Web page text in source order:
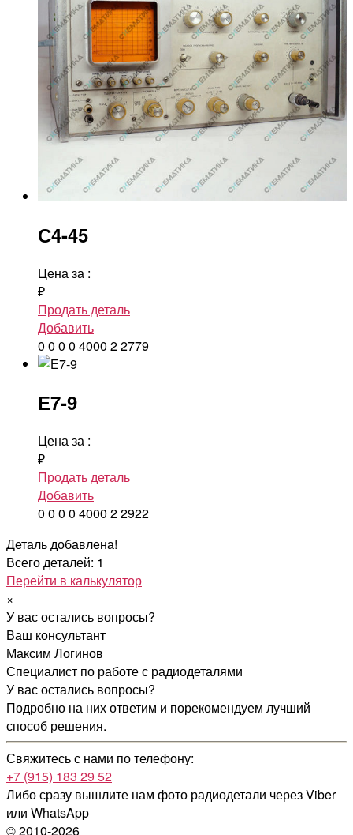
С4-45
Цена за :
₽
Продать деталь
Добавить
0 0 0 0 4000 22779
Е7-9
Цена за :
₽
Продать деталь
Добавить
0 0 0 0 4000 22922
Деталь добавлена!
Всего деталей: 1
Перейти в калькулятор
×
У вас остались вопросы?
Ваш консультант
Максим Логинов
Специалист по работе с радиодеталями
У вас остались вопросы?
Подробно на них ответим и порекомендуем лучший
способ решения.
Свяжитесь с нами по телефону:
+7 (915) 183 29 52
Либо сразу вышлите нам фото радиодетали через Viber
или WhatsApp
© 2010-2026